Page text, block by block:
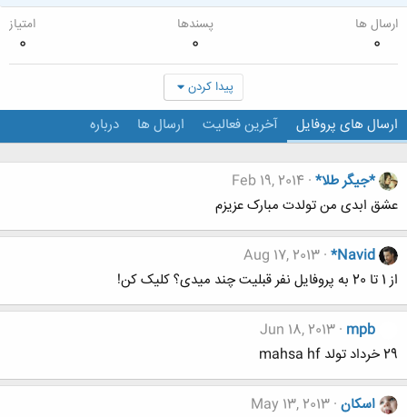
ارسال ها
0
پسندها
0
امتیاز
0
پیدا کردن
ارسال های پروفایل آخرین فعالیت ارسال ها درباره
*جیگر طلا* Feb 19, 2014
عشق ابدی من تولدت مبارک عزیزم
*Navid
Aug 17, 2013
از 1 تا 20 به پروفایل نفر قبلیت چند میدی؟ کلیک کن!
mpb
Jun 18, 2013
29 خرداد تولد mahsa hf
اسکان May 13, 2013